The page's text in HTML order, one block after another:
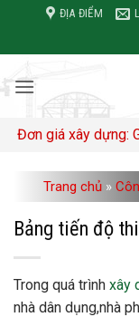
nội
dung
ĐỊA ĐIỂM
xây dựng: GIÁ THÔ
Trang chủ »
Bảng tiến độ
Trong quá trình xây
nhà dân dụng,nhà